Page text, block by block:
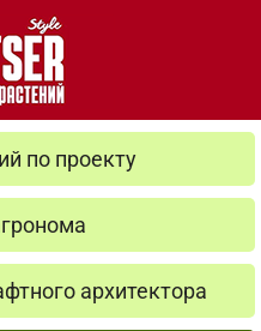
по проекту
архитектора